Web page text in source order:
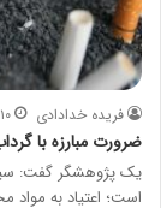
فریده خدادادی
ضرورت مبارزه با
یک پژوهشگر گفت:
است؛ اعتیاد به مواد